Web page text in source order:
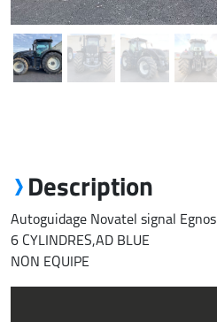
Description
Autoguidage Novatel signal Egnos
6 CYLINDRES,AD BLUE
NON EQUIPE